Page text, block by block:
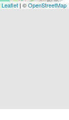
Leaflet| ©OpenStreetMap